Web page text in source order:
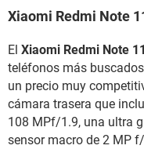
Xiaomi Redmi Note
El Xiaomi Redmi Note
teléfonos más
un precio muy
cámara trasera que
108 MPf/1.9, una ultra
sensor macro de 2 MP